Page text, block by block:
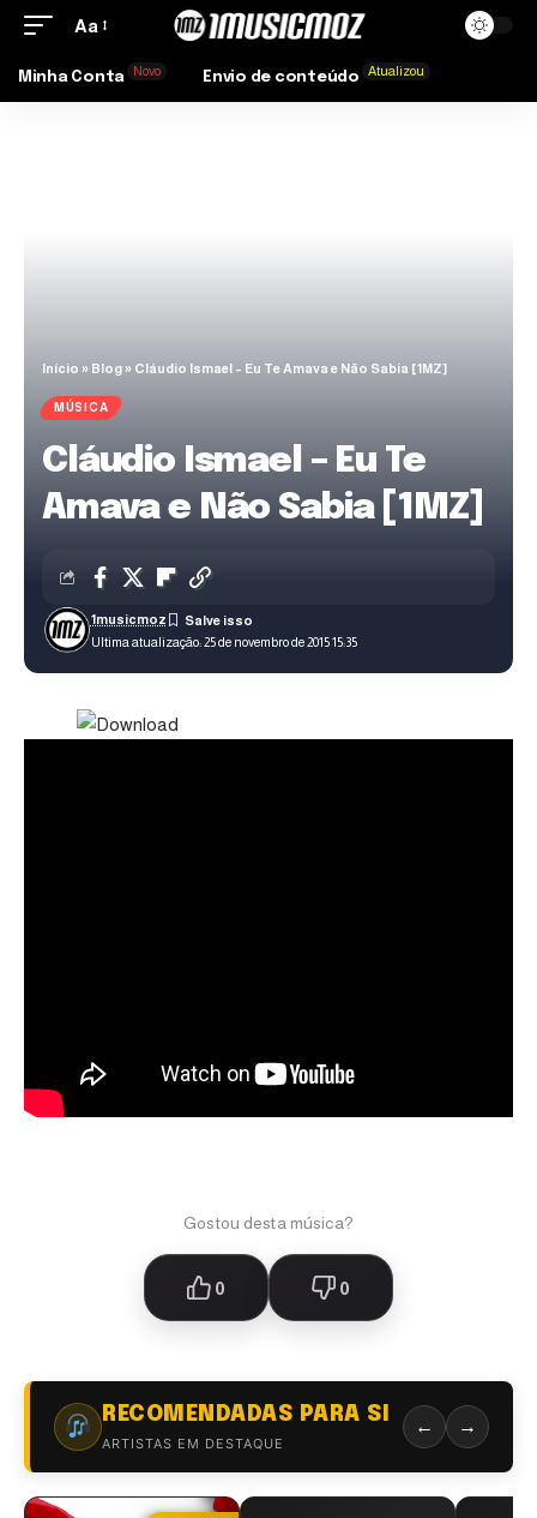
Aa
Minha Conta Novo Envio de conteúdo Atualizou
Início » Blog» Cláudio Ismael – Eu Te Amava e Não Sabia [1MZ]
MÚSICA
Cláudio Ismael – Eu Te
Amava e Não Sabia [1MZ]
Ultima atualização: 25 de novembro de 2015 15:35
1musicmoz
Gostou desta música?
0 0
RECOMENDADAS PARA SI
ARTISTAS EM DESTAQUE
← →